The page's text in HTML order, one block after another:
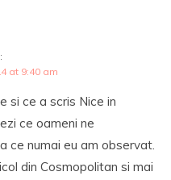
at 9:40 am
si ce a scris Nice in
ce oameni ne
ce numai eu am observat.
din Cosmopolitan si mai